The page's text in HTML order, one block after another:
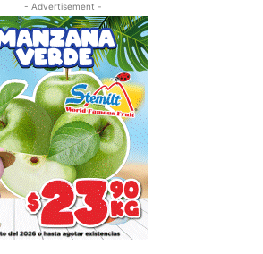
- Advertisement -